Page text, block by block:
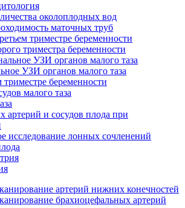
околоплодных вод
маточных труб
триместре беременности
триместра беременности
УЗИ органов малого таза
УЗИ органов малого таза
беременности
малого таза
артерий и сосудов плода при
исследование лонных сочленений
артерий нижних конечностей
брахиоцефальных артерий